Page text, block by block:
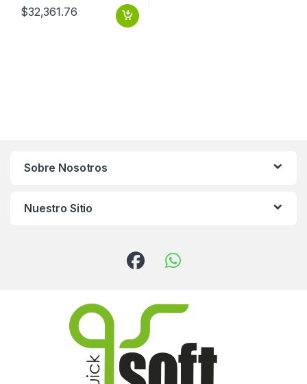
$32,361.76
Sobre Nosotros
Nuestro Sitio